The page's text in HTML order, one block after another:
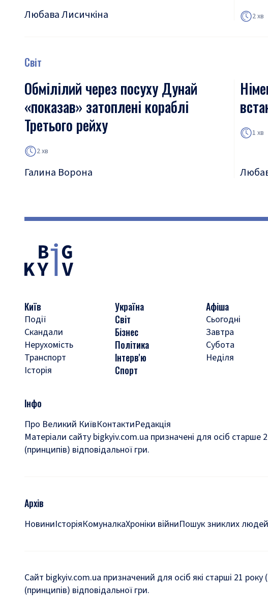
Любава Лисичкіна 2 хв
Світ
Обмілілий через посуху Дунай
«показав» затоплені кораблі
Третього рейху
2 хв
Галина Ворона
1 хв
Київ
Події
Скандали
Нерухомість
Транспорт
Історія
Україна
Світ
Бізнес
Політика
Інтерв'ю
Спорт
Афіша
Сьогодні
Завтра
Субота
Неділя
Інфо
Про Великий КиївКонтактиРедакція
Матеріали сайту bigkyiv.com.ua призначені для осіб старше
(принципів) відповідальної гри.
Архів
НовиниІсторіяКомуналкаХроніки війниПошук зниклих людей
Сайт bigkyiv.com.ua призначений для осіб які старші 21
(принципів) відповідальної гри.